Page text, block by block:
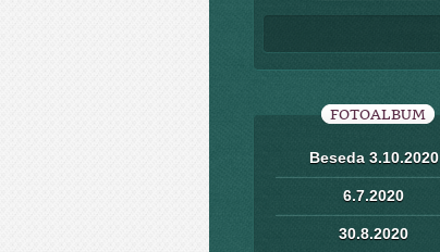
FOTOALBUM
Beseda 3.10.2020
6.7.2020
30.8.2020